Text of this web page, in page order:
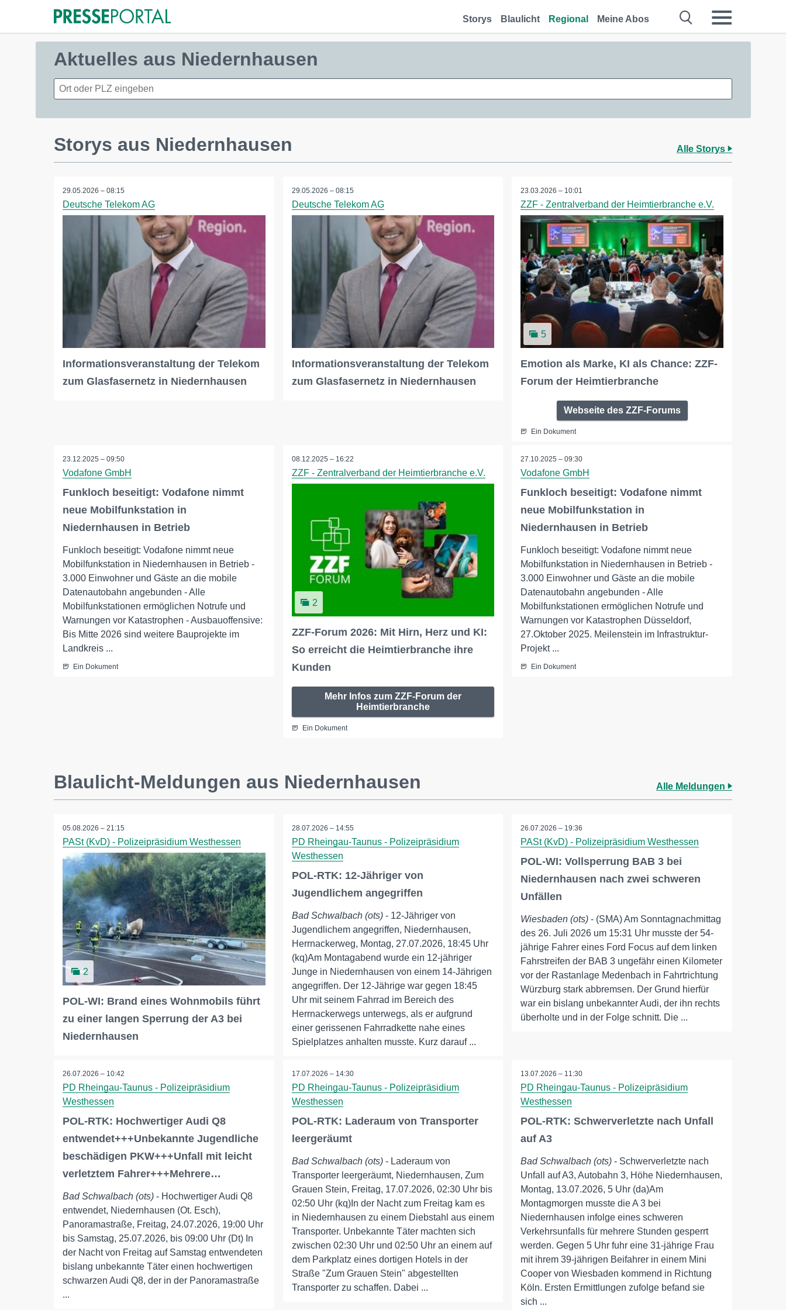
Storys Blaulicht Regional Meine Abos
Aktuelles aus Niedernhausen
Storys aus Niedernhausen Alle Storys
29.05.2026 – 08:15
Deutsche Telekom AG
Informationsveranstaltung der Telekom
zum Glasfasernetz in Niedernhausen
29.05.2026 – 08:15
Deutsche Telekom AG
Informationsveranstaltung der Telekom
zum Glasfasernetz in Niedernhausen
23.03.2026 – 10:01
ZZF - Zentralverband der Heimtierbranche e.V.
5
Emotion als Marke, KI als Chance: ZZF-
Forum der Heimtierbranche
Webseite des ZZF-Forums
Ein Dokument
23.12.2025 – 09:50
Vodafone GmbH
Funkloch beseitigt: Vodafone nimmt
neue Mobilfunkstation in
Niedernhausen in Betrieb
Funkloch beseitigt: Vodafone nimmt neue
Mobilfunkstation in Niedernhausen in Betrieb -
3.000 Einwohner und Gäste an die mobile
Datenautobahn angebunden - Alle
Mobilfunkstationen ermöglichen Notrufe und
Warnungen vor Katastrophen - Ausbauoffensive:
Bis Mitte 2026 sind weitere Bauprojekte im
Landkreis ...
Ein Dokument
08.12.2025 – 16:22
ZZF - Zentralverband der Heimtierbranche e.V.
2
ZZF-Forum 2026: Mit Hirn, Herz und KI:
So erreicht die Heimtierbranche ihre
Kunden
Mehr Infos zum ZZF-Forum der
Heimtierbranche
Ein Dokument
27.10.2025 – 09:30
Vodafone GmbH
Funkloch beseitigt: Vodafone nimmt
neue Mobilfunkstation in
Niedernhausen in Betrieb
Funkloch beseitigt: Vodafone nimmt neue
Mobilfunkstation in Niedernhausen in Betrieb -
3.000 Einwohner und Gäste an die mobile
Datenautobahn angebunden - Alle
Mobilfunkstationen ermöglichen Notrufe und
Warnungen vor Katastrophen Düsseldorf,
27.Oktober 2025. Meilenstein im Infrastruktur-
Projekt ...
Ein Dokument
Blaulicht-Meldungen aus Niedernhausen Alle Meldungen
05.08.2026 – 21:15
PASt (KvD) - Polizeipräsidium Westhessen
2
POL-WI: Brand eines Wohnmobils führt
zu einer langen Sperrung der A3 bei
Niedernhausen
28.07.2026 – 14:55
PD Rheingau-Taunus - Polizeipräsidium
Westhessen
POL-RTK: 12-Jähriger von
Jugendlichem angegriffen
Bad Schwalbach (ots)- 12-Jähriger von
Jugendlichem angegriffen, Niedernhausen,
Herrnackerweg, Montag, 27.07.2026, 18:45 Uhr
(kq)Am Montagabend wurde ein 12-jähriger
Junge in Niedernhausen von einem 14-Jährigen
angegriffen. Der 12-Jährige war gegen 18:45
Uhr mit seinem Fahrrad im Bereich des
Herrnackerwegs unterwegs, als er aufgrund
einer gerissenen Fahrradkette nahe eines
Spielplatzes anhalten musste. Kurz darauf ...
26.07.2026 – 19:36
PASt (KvD) - Polizeipräsidium Westhessen
POL-WI: Vollsperrung BAB 3 bei
Niedernhausen nach zwei schweren
Unfällen
Wiesbaden (ots) - (SMA) Am Sonntagnachmittag
des 26. Juli 2026 um 15:31 Uhr musste der 54-
jährige Fahrer eines Ford Focus auf dem linken
Fahrstreifen der BAB 3 ungefähr einen Kilometer
vor der Rastanlage Medenbach in Fahrtrichtung
Würzburg stark abbremsen. Der Grund hierfür
war ein bislang unbekannter Audi, der ihn rechts
überholte und in der Folge schnitt. Die ...
26.07.2026 – 10:42
PD Rheingau-Taunus - Polizeipräsidium
Westhessen
POL-RTK: Hochwertiger Audi Q8
entwendet+++Unbekannte Jugendliche
beschädigen PKW+++Unfall mit leicht
verletztem Fahrer+++Mehrere…
Bad Schwalbach (ots) - Hochwertiger Audi Q8
entwendet, Niedernhausen (Ot. Esch),
Panoramastraße, Freitag, 24.07.2026, 19:00 Uhr
bis Samstag, 25.07.2026, bis 09:00 Uhr (Dt) In
der Nacht von Freitag auf Samstag entwendeten
bislang unbekannte Täter einen hochwertigen
schwarzen Audi Q8, der in der Panoramastraße
...
17.07.2026 – 14:30
PD Rheingau-Taunus - Polizeipräsidium
Westhessen
POL-RTK: Laderaum von Transporter
leergeräumt
Bad Schwalbach (ots)- Laderaum von
Transporter leergeräumt, Niedernhausen, Zum
Grauen Stein, Freitag, 17.07.2026, 02:30 Uhr bis
02:50 Uhr (kq)In der Nacht zum Freitag kam es
in Niedernhausen zu einem Diebstahl aus einem
Transporter. Unbekannte Täter machten sich
zwischen 02:30 Uhr und 02:50 Uhr an einem auf
dem Parkplatz eines dortigen Hotels in der
Straße "Zum Grauen Stein" abgestellten
Transporter zu schaffen. Dabei ...
13.07.2026 – 11:30
PD Rheingau-Taunus - Polizeipräsidium
Westhessen
POL-RTK: Schwerverletzte nach Unfall
auf A3
Bad Schwalbach (ots) - Schwerverletzte nach
Unfall auf A3, Autobahn 3, Höhe Niedernhausen,
Montag, 13.07.2026, 5 Uhr (da)Am
Montagmorgen musste die A 3 bei
Niedernhausen infolge eines schweren
Verkehrsunfalls für mehrere Stunden gesperrt
werden. Gegen 5 Uhr fuhr eine 31-jährige Frau
mit ihrem 39-jährigen Beifahrer in einem Mini
Cooper von Wiesbaden kommend in Richtung
Köln. Ersten Ermittlungen zufolge befand sie
sich ...